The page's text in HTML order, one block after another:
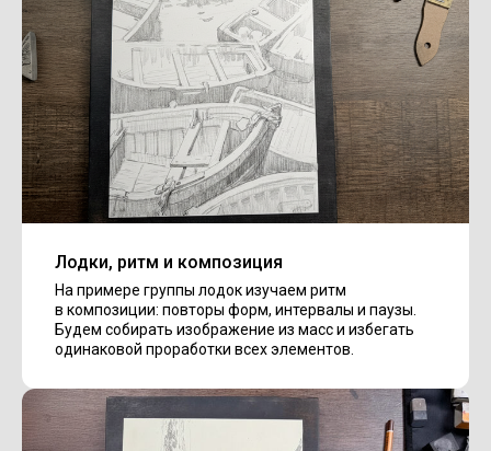
Лодки, ритм и композиция
На примере группы лодок изучаем ритм
в композиции: повторы форм, интервалы и паузы.
Будем собирать изображение из масс и избегать
одинаковой проработки всех элементов.